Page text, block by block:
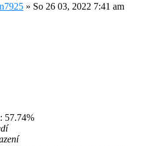
» So 26 03, 2022 7:41 am
57.74%